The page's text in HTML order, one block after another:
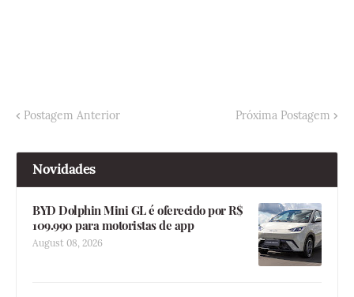
Postagem Anterior Próxima Postagem
Novidades
BYD Dolphin Mini GL é oferecido por R$
109.990 para motoristas de app
August 08, 2026